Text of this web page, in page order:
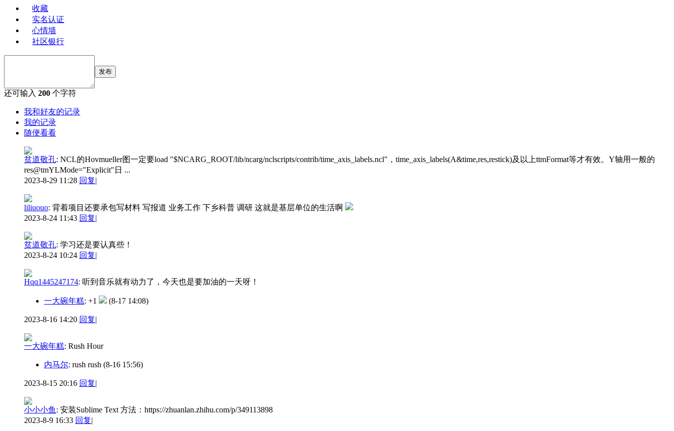
收藏
实名认证
心情墙
社区银行
发布
还可输入 200 个字符
我和好友的记录
我的记录
随便看看
贫道敬孔: NCL的Hovmueller图一定要load "$NCARG_ROOT/lib/ncarg/nclscripts/contrib/time_axis_labels.ncl"，time_axis_labels(A&time,res,restick)及以上ttmFormat等才有效。Y轴用一般的
res@tmYLMode="Explicit"日 ...
2023-8-29 11:28 回复|
liliuouo: 背着项目还要承包写材料 写报道 业务工作 下乡科普 调研 这就是基层单位的生活啊
2023-8-24 11:43 回复|
贫道敬孔: 学习还是要认真些！
2023-8-24 10:24 回复|
Hqq1445247174: 听到音乐就有动力了，今天也是要加油的一天呀！
一大碗年糕: +1 (8-17 14:08)
2023-8-16 14:20 回复|
一大碗年糕: Rush Hour
内马尔: rush rush (8-16 15:56)
2023-8-15 20:16 回复|
小小小鱼 : 安装Sublime Text 方法：https://zhuanlan.zhihu.com/p/349113898
2023-8-9 16:33 回复|